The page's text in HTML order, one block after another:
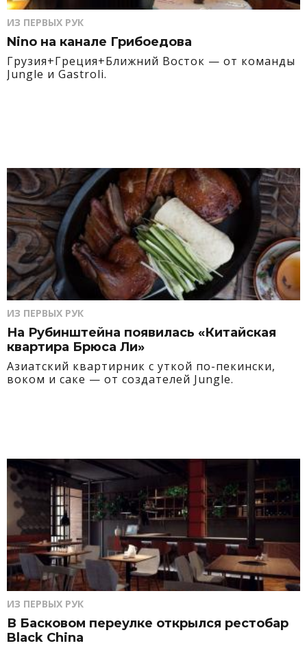
ИЗ ПЕРВЫХ РУК
Nino на канале Грибоедова
Грузия+Греция+Ближний Восток — от команды
Jungle и Gastroli.
ИЗ ПЕРВЫХ РУК
На Рубинштейна появилась «Китайская
квартира Брюса Ли»
Азиатский квартирник с уткой по-пекински,
воком и саке — от создателей Jungle.
ИЗ ПЕРВЫХ РУК
В Басковом переулке открылся рестобар
Black China